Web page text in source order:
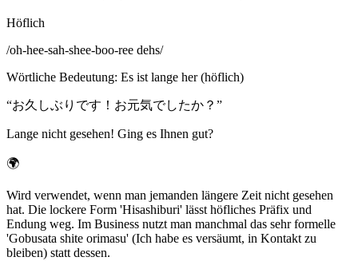
Höflich
/oh-hee-sah-shee-boo-ree dehs/
Wörtliche Bedeutung: Es ist lange her (höflich)
“お久しぶりです！お元気でしたか？ ”
Lange nicht gesehen! Ging es Ihnen gut?
🌍
Wird verwendet, wenn man jemanden längere Zeit nicht gesehen
hat. Die lockere Form 'Hisashiburi' lässt höfliches Präfix und
Endung weg. Im Business nutzt man manchmal das sehr formelle
'Gobusata shite orimasu' (Ich habe es versäumt, in Kontakt zu
bleiben) statt dessen.